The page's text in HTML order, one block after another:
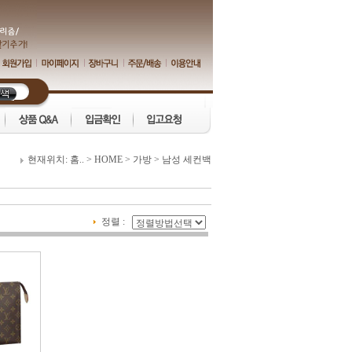
현재위치: 홈.. > HOME> 가방> 남성 세컨백
정렬 :